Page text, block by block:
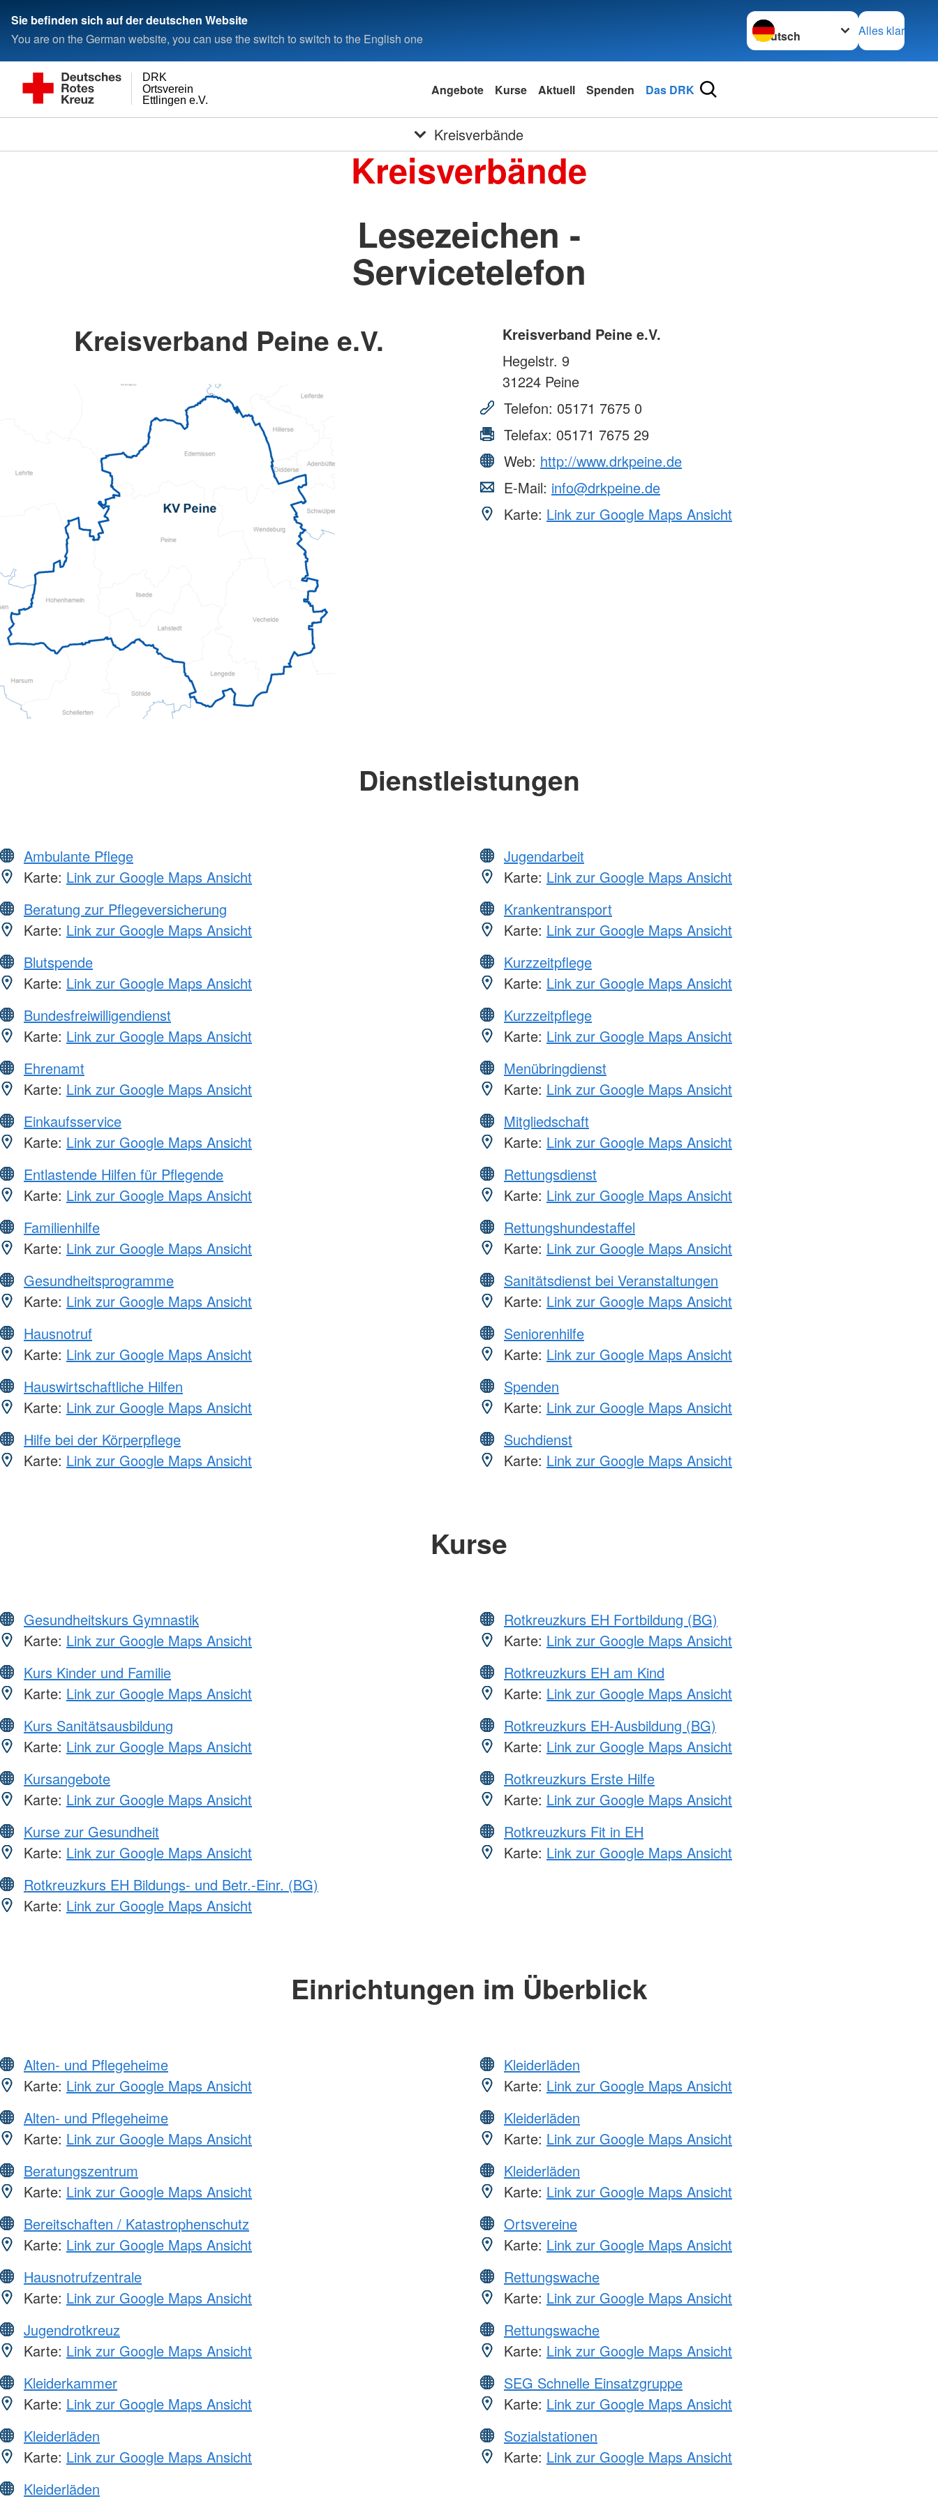
Sie befinden sich auf der deutschen Website
You are on the German website, you can use the switch to switch to the English one
Sprache wechseln zu
Alles klar
Ettlingen e.V.
Ortsverein
DRK
Angebote Kurse Aktuell Spenden Das DRK
Kreisverbände
Kreisverbände
Lesezeichen -
Servicetelefon
Kreisverband Peine e.V.
Kreisverband Peine e.V.
Hegelstr. 9
31224 Peine
Telefon: 05171 7675 0
Telefax: 05171 7675 29
Web: http://www.drkpeine.de
E-Mail: info@drkpeine.de
Karte: Link zur Google Maps Ansicht
Dienstleistungen
Ambulante Pflege
Karte: Link zur Google Maps Ansicht
Beratung zur Pflegeversicherung
Karte: Link zur Google Maps Ansicht
Blutspende
Karte: Link zur Google Maps Ansicht
Bundesfreiwilligendienst
Karte: Link zur Google Maps Ansicht
Ehrenamt
Karte: Link zur Google Maps Ansicht
Einkaufsservice
Karte: Link zur Google Maps Ansicht
Entlastende Hilfen für Pflegende
Karte: Link zur Google Maps Ansicht
Familienhilfe
Karte: Link zur Google Maps Ansicht
Gesundheitsprogramme
Karte: Link zur Google Maps Ansicht
Hausnotruf
Karte: Link zur Google Maps Ansicht
Hauswirtschaftliche Hilfen
Karte: Link zur Google Maps Ansicht
Hilfe bei der Körperpflege
Karte: Link zur Google Maps Ansicht
Jugendarbeit
Karte: Link zur Google Maps Ansicht
Krankentransport
Karte: Link zur Google Maps Ansicht
Kurzzeitpflege
Karte: Link zur Google Maps Ansicht
Kurzzeitpflege
Karte: Link zur Google Maps Ansicht
Menübringdienst
Karte: Link zur Google Maps Ansicht
Mitgliedschaft
Karte: Link zur Google Maps Ansicht
Rettungsdienst
Karte: Link zur Google Maps Ansicht
Rettungshundestaffel
Karte: Link zur Google Maps Ansicht
Sanitätsdienst bei Veranstaltungen
Karte: Link zur Google Maps Ansicht
Seniorenhilfe
Karte: Link zur Google Maps Ansicht
Spenden
Karte: Link zur Google Maps Ansicht
Suchdienst
Karte: Link zur Google Maps Ansicht
Kurse
Gesundheitskurs Gymnastik
Karte: Link zur Google Maps Ansicht
Kurs Kinder und Familie
Karte: Link zur Google Maps Ansicht
Kurs Sanitätsausbildung
Karte: Link zur Google Maps Ansicht
Kursangebote
Karte: Link zur Google Maps Ansicht
Kurse zur Gesundheit
Karte: Link zur Google Maps Ansicht
Rotkreuzkurs EH Bildungs- und Betr.-Einr. (BG)
Karte: Link zur Google Maps Ansicht
Rotkreuzkurs EH Fortbildung (BG)
Karte: Link zur Google Maps Ansicht
Rotkreuzkurs EH am Kind
Karte: Link zur Google Maps Ansicht
Rotkreuzkurs EH-Ausbildung (BG)
Karte: Link zur Google Maps Ansicht
Rotkreuzkurs Erste Hilfe
Karte: Link zur Google Maps Ansicht
Rotkreuzkurs Fit in EH
Karte: Link zur Google Maps Ansicht
Einrichtungen im Überblick
Alten- und Pflegeheime
Karte: Link zur Google Maps Ansicht
Alten- und Pflegeheime
Karte: Link zur Google Maps Ansicht
Beratungszentrum
Karte: Link zur Google Maps Ansicht
Bereitschaften / Katastrophenschutz
Karte: Link zur Google Maps Ansicht
Hausnotrufzentrale
Karte: Link zur Google Maps Ansicht
Jugendrotkreuz
Karte: Link zur Google Maps Ansicht
Kleiderkammer
Karte: Link zur Google Maps Ansicht
Kleiderläden
Karte: Link zur Google Maps Ansicht
Kleiderläden
Kleiderläden
Karte: Link zur Google Maps Ansicht
Kleiderläden
Karte: Link zur Google Maps Ansicht
Kleiderläden
Karte: Link zur Google Maps Ansicht
Ortsvereine
Karte: Link zur Google Maps Ansicht
Rettungswache
Karte: Link zur Google Maps Ansicht
Rettungswache
Karte: Link zur Google Maps Ansicht
SEG Schnelle Einsatzgruppe
Karte: Link zur Google Maps Ansicht
Sozialstationen
Karte: Link zur Google Maps Ansicht